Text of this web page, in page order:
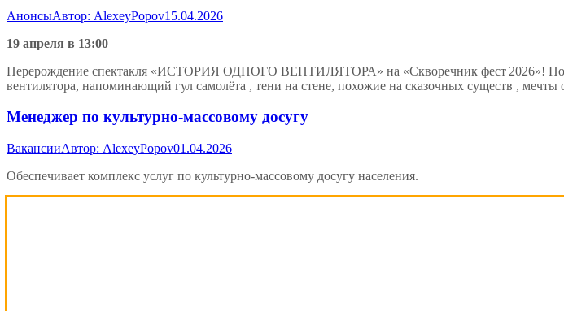
АнонсыАвтор: AlexeyPopov15.04.2026
19 апреля в 13:00
Перерождение спектакля «ИСТОРИЯ ОДНОГО ВЕНТИЛЯТОРА» на «Скворечник фест 2026»!
вентилятора, напоминающий гул самолёта , тени на стене, похожие на сказочных существ , мечты
Менеджер по культурно-массовому досугу
ВакансииАвтор: AlexeyPopov01.04.2026
Обеспечивает комплекс услуг по культурно-массовому досугу населения.